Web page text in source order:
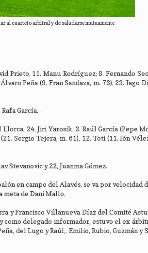
al cuarteto arbitral y de saludarse mutuamente
Prieto, 11. Manu Rodríguez; 8. Fernando
Peña (9. Fran Sandaza, m. 73), 23. Iago
García.
Llorca, 24. Jiri Yarosik, 3. Raúl García (Pepe
Sergio Tejera, m. 61), 12. Toti (11. Ión
Stevanovic y 22, Juanma Gómez.
en campo del Alavés, se va por velocidad
meta de Dani Mallo.
y Francisco Villanueva Díaz del Comité
como delegado informador, estuvo el ex
del Lugo y Raúl,. Emilio, Rubio, Guzmán y